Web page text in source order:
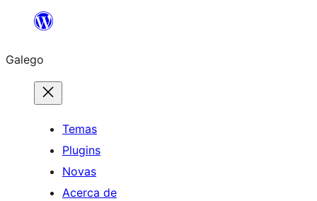
Saltar
contido
Galego
Temas
Plugins
Novas
Acerca de